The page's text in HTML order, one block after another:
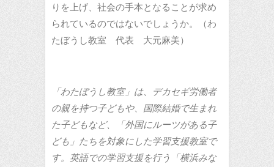
りを上げ、社会の手本となることが求め
られているのではないでしょうか。（わ
たぼうし教室 代表 大元麻美）
「わたぼうし教室」は、デカセギ労働者
の親を持つ子どもや、国際結婚で生まれ
た子どもなど、「外国にルーツがある子
ども」たちを対象にした学習支援教室で
す。英語での学習支援を行う「横浜みな